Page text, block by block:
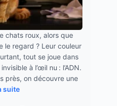
chats roux, alors que
le regard ? Leur couleur
tout se joue dans
à l’œil nu : l’ADN.
près, on découvre une
suite